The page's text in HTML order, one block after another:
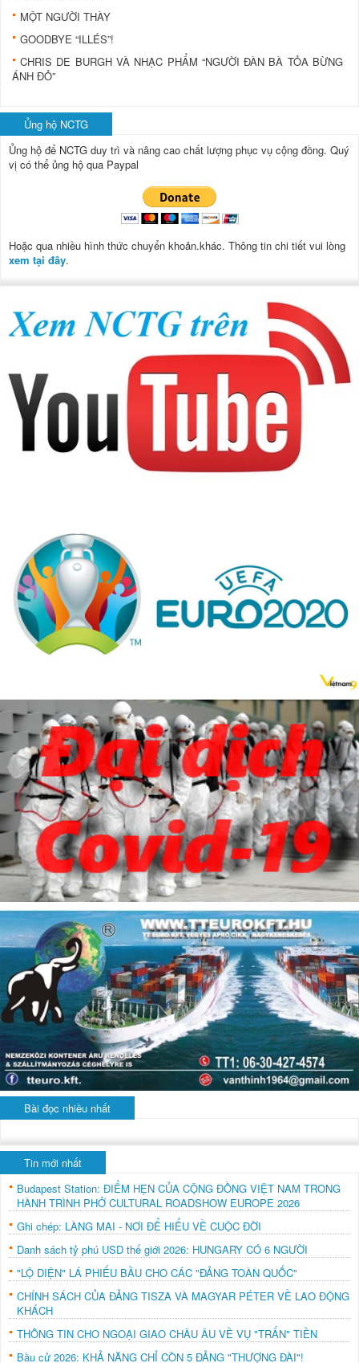
MỘT NGƯỜI THÀY
GOODBYE “ILLÉS”!
CHRIS DE BURGH VÀ NHẠC PHẨM “NGƯỜI ĐÀN BÀ TỎA BỪNG
ÁNH ĐỎ”
Ủng hộ NCTG
Ủng hộ để NCTG duy trì và nâng cao chất lượng phục vụ cộng đồng. Quý
vị có thể ủng hộ qua Paypal
Hoặc qua nhiều hình thức chuyển khoản.khác. Thông tin chi tiết vui lòng
xem tại đây.
Bài đọc nhiều nhất
Tin mới nhất
Budapest Station: ĐIỂM HẸN CỦA CỘNG ĐỒNG VIỆT NAM TRONG
HÀNH TRÌNH PHỞ CULTURAL ROADSHOW EUROPE 2026
Ghi chép: LÀNG MAI - NƠI ĐỂ HIỂU VỀ CUỘC ĐỜI
Danh sách tỷ phú USD thế giới 2026: HUNGARY CÓ 6 NGƯỜI
"LỘ DIỆN" LÁ PHIẾU BẦU CHO CÁC "ĐẢNG TOÀN QUỐC"
CHÍNH SÁCH CỦA ĐẢNG TISZA VÀ MAGYAR PÉTER VỀ LAO ĐỘNG
KHÁCH
THÔNG TIN CHO NGOẠI GIAO CHÂU ÂU VỀ VỤ "TRẤN" TIỀN
Bầu cử 2026: KHẢ NĂNG CHỈ CÒN 5 ĐẢNG "THƯỢNG ĐÀI"!